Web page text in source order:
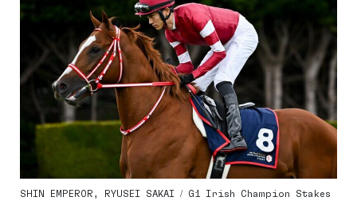
SHIN EMPEROR, RYUSEI SAKAI / G1 Irish Champion Stakes